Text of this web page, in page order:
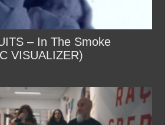
– In The Smoke
VISUALIZER)